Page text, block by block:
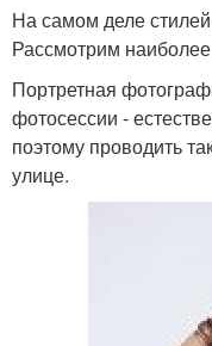
На самом деле
Рассмотрим
Портретная
фотосессии -
поэтому проводить
улице.